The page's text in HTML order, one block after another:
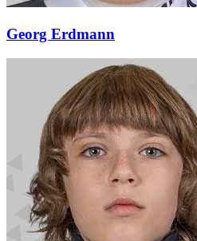
Georg Erdmann